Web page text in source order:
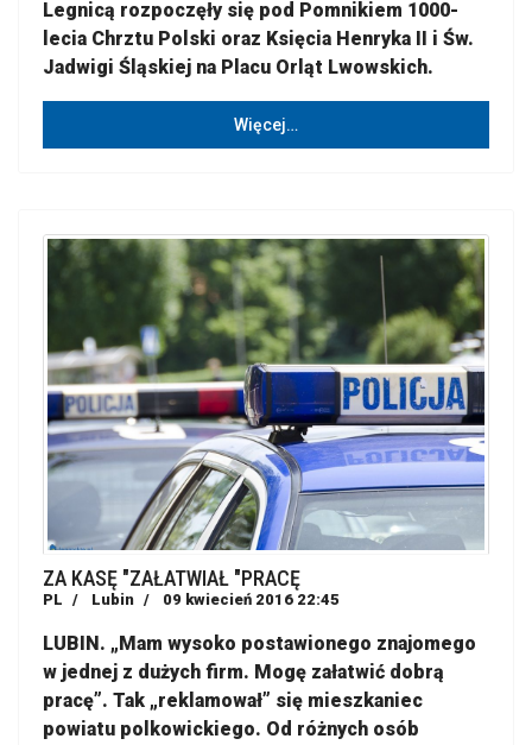
Legnicą rozpoczęły się pod Pomnikiem 1000-
lecia Chrztu Polski oraz Księcia Henryka II i Św.
Jadwigi Śląskiej na Placu Orląt Lwowskich.
Więcej…
ZA KASĘ "ZAŁATWIAŁ "PRACĘ
PL Lubin 09 kwiecień 2016 22:45
LUBIN. „Mam wysoko postawionego znajomego
w jednej z dużych firm. Mogę załatwić dobrą
pracę”. Tak „reklamował” się mieszkaniec
powiatu polkowickiego. Od różnych osób